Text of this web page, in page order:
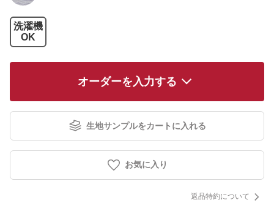
洗濯機
OK
オーダーを入力する
生地サンプルをカートに入れる
お気に入り
返品特約について